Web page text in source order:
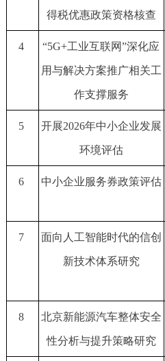
得税优惠政策资格核查
4 “5G+工业互联网”深化应
用与解决方案推广相关工
作支撑服务
5 开展2026年中小企业发展
环境评估
6 中小企业服务券政策评估
7 面向人工智能时代的信创
新技术体系研究
8 北京新能源汽车整体安全
性分析与提升策略研究